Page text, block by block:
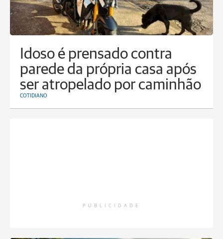
Idoso é prensado contra
parede da própria casa após
ser atropelado por caminhão
COTIDIANO
PUBLICIDADE